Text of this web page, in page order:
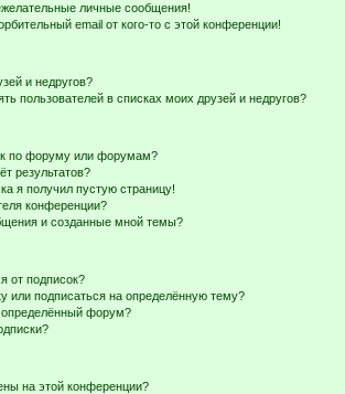
личные сообщения!
email от кого-то с этой конференции!
и недругов?
пользователей в списках моих друзей и недругов?
по форуму или форумам?
результатов?
я получил пустую страницу!
конференции?
и созданные мной темы?
от подписок?
или подписаться на определённую тему?
определённый форум?
на этой конференции?